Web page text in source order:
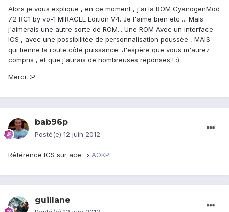
Alors je vous explique , en ce moment , j'ai la ROM CyanogenMod
7.2 RC1 by vo-1 MIRACLE Edition V4. Je l'aime bien etc ... Mais
j'aimerais une autre sorte de ROM... Une ROM Avec un interface
ICS , avec une possibilitée de personnalisation poussée , MAIS
qui tienne la route côté puissance. J'espère que vous m'aurez
compris , et que j'aurais de nombreuses réponses ! :)
Merci. :P
bab96p
Posté(e) 12 juin 2012
Référence ICS sur ace => AOKP
guillane